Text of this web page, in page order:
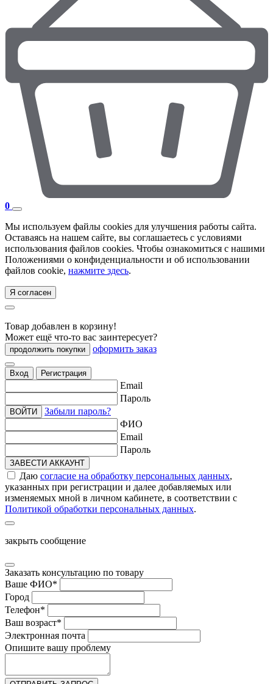
0
Мы используем файлы cookies для улучшения работы сайта.
Оставаясь на нашем сайте, вы соглашаетесь с условиями
использования файлов cookies. Чтобы ознакомиться с нашими
Положениями о конфиденциальности и об использовании
файлов cookie, нажмите здесь.
Я согласен
Товар добавлен в корзину!
Может ещё что-то вас заинтересует?
продолжить покупки оформить заказ
Вход Регистрация
Email
Пароль
ВОЙТИ
Забыли пароль?
ФИО
Email
Пароль
ЗАВЕСТИ АККАУНТ
Даю согласие на обработку персональных данных,
указанных при регистрации и далее добавляемых или
изменяемых мной в личном кабинете, в соответствии с
Политикой обработки персональных данных.
закрыть сообщение
Заказать консультацию по товару
Ваше ФИО*
Город
Телефон*
Ваш возраст*
Электронная почта
Опишите вашу проблему